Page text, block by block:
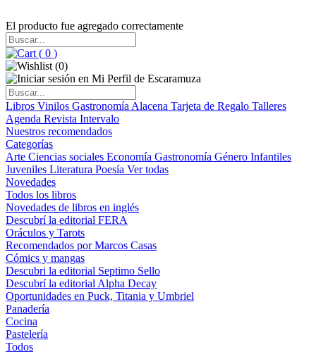
El producto fue agregado correctamente
( 0 )
(0)
Libros Vinilos Gastronomía Alacena Tarjeta de Regalo Talleres
Agenda Revista Intervalo
Nuestros recomendados
Categorías
Arte Ciencias sociales Economía Gastronomía Género Infantiles
Juveniles Literatura Poesía Ver todas
Novedades
Todos los libros
Novedades de libros en inglés
Descubrí la editorial FERA
Oráculos y Tarots
Recomendados por Marcos Casas
Cómics y mangas
Descubri la editorial Septimo Sello
Descubrí la editorial Alpha Decay
Oportunidades en Puck, Titania y Umbriel
Panadería
Cocina
Pastelería
Todos